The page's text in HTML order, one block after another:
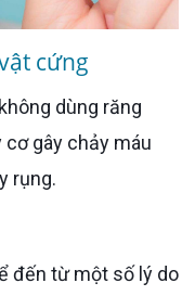
cứng
gây chảy máu
rụng.